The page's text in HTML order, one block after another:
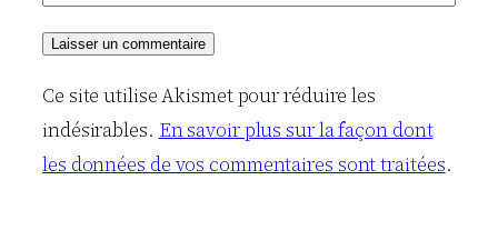
Ce site utilise Akismet pour réduire les
indésirables. En savoir plus sur la façon dont
les données de vos commentaires sont traitées.